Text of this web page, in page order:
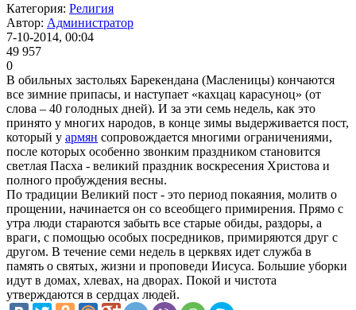
Категория: Религия
Автор: Администратор
7-10-2014, 00:04
49 957
0
В обильных застольях Барекендана (Масленицы) кончаются
все зимние припасы, и наступает «кахцац карасуноц» (от
слова – 40 голодных дней). И за эти семь недель, как это
принято у многих народов, в конце зимы выдерживается пост,
который у армян сопровождается многими ограничениями,
после которых особенно звонким праздником становится
светлая Пасха - великий праздник воскресения Христова и
полного пробуждения весны.
По традиции Великий пост - это период покаяния, молитв о
прощении, начинается он со всеобщего примирения. Прямо с
утра люди стараются забыть все старые обиды, раздоры, а
враги, с помощью особых посредников, примиряются друг с
другом. В течение семи недель в церквях идет служба в
память о святых, жизни и проповеди Иисуса. Большие уборки
идут в домах, хлевах, на дворах. Покой и чистота
утверждаются в сердцах людей.